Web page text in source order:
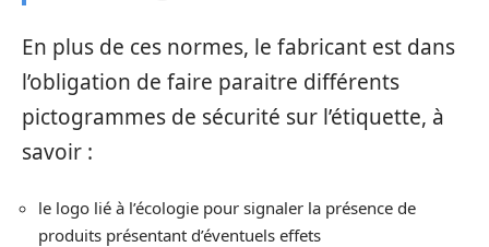
En plus de ces normes, le fabricant est dans
l’obligation de faire paraitre différents
pictogrammes de sécurité sur l’étiquette, à
savoir :
le logo lié à l’écologie pour signaler la présence de
produits présentant d’éventuels effets